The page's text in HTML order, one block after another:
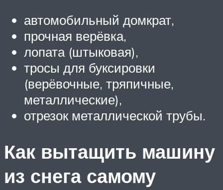
автомобильный домкрат,
прочная верёвка,
лопата (штыковая),
тросы для буксировки
(верёвочные, тряпичные,
металлические),
отрезок металлической трубы.
Как вытащить машину
из снега самому